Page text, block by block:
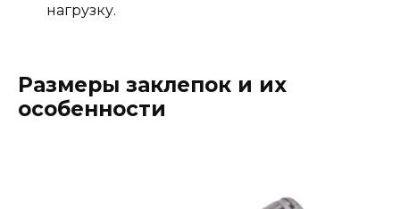
нагрузку.
Размеры заклепок и их
особенности